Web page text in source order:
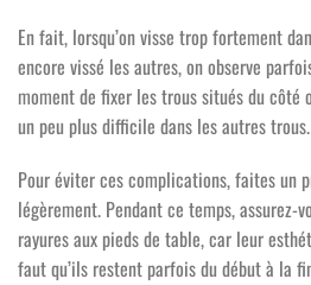
En fait, lorsqu’on visse trop fortement
encore vissé les autres, on observe
moment de fixer les trous situés du côté
un peu plus difficile dans les autres trous.
Pour éviter ces complications, faites un
légèrement. Pendant ce temps, assurez-
rayures aux pieds de table, car leur
faut qu’ils restent parfois du début à la